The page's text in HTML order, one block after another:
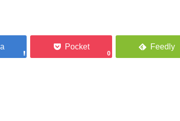
0